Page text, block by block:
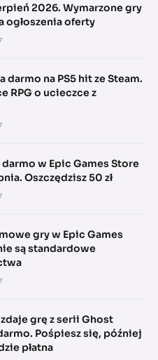
2026. Wymarzone gry
ogłoszenia oferty
darmo na PS5 hit ze Steam.
RPG o ucieczce z
darmo w Epic Games Store
Oszczędzisz 50 zł
gry w Epic Games
są standardowe
grę z serii Ghost
Pośpiesz się, później
płatna